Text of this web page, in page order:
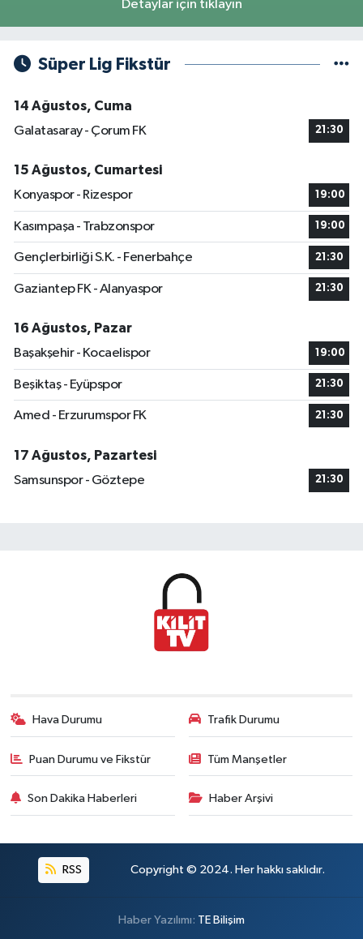
Detaylar için tıklayın
Süper Lig Fikstür
14 Ağustos, Cuma
Galatasaray - Çorum FK
21:30
15 Ağustos, Cumartesi
Konyaspor - Rizespor
19:00
Kasımpaşa - Trabzonspor 19:00
Gençlerbirliği S.K. - Fenerbahçe 21:30
Gaziantep FK - Alanyaspor 21:30
16 Ağustos, Pazar
Başakşehir - Kocaelispor
19:00
Beşiktaş - Eyüpspor 21:30
Amed - Erzurumspor FK 21:30
17 Ağustos, Pazartesi
Samsunspor - Göztepe
21:30
Hava Durumu Trafik Durumu
Puan Durumu ve Fikstür Tüm Manşetler
Son Dakika Haberleri Haber Arşivi
RSS Copyright © 2024. Her hakkı saklıdır.
Haber Yazılımı: TE Bilişim